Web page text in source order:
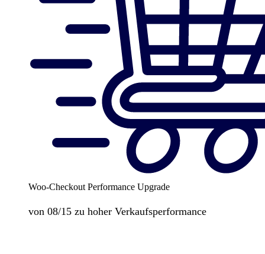
Woo-Checkout Performance Upgrade
von 08/15 zu hoher Verkaufsperformance